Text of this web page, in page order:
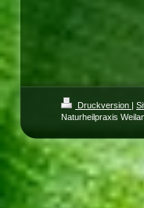
Druckversion |
Naturheilpraxis